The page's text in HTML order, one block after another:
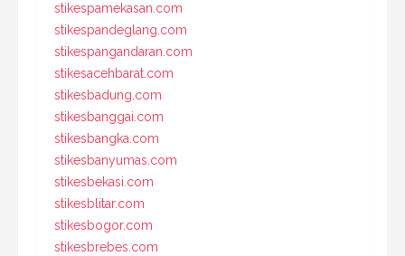
stikespamekasan.com
stikespandeglang.com
stikespangandaran.com
stikesacehbarat.com
stikesbadung.com
stikesbanggai.com
stikesbangka.com
stikesbanyumas.com
stikesbekasi.com
stikesblitar.com
stikesbogor.com
stikesbrebes.com